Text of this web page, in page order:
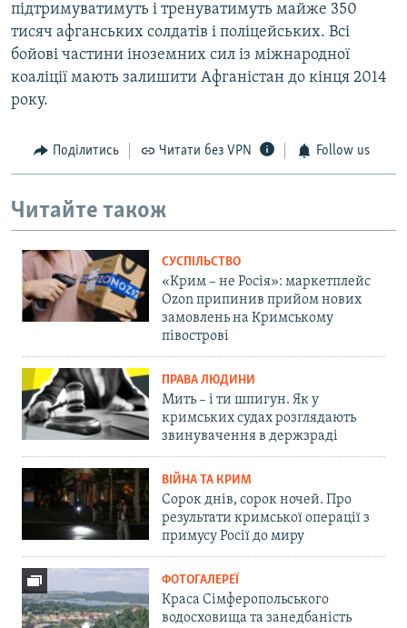
підтримуватимуть і тренуватимуть майже 350
тисяч афганських солдатів і поліцейських. Всі
бойові частини іноземних сил із міжнародної
коаліції мають залишити Афганістан до кінця 2014
року.
Поділитись Читати без VPN Follow us
Читайте також
СУСПІЛЬСТВО
«Крим – не Росія»: маркетплейс
Ozon припинив прийом нових
замовлень на Кримському
півострові
ПРАВА ЛЮДИНИ
Мить – і ти шпигун. Як у
кримських судах розглядають
звинувачення в держзраді
ВІЙНА ТА КРИМ
Сорок днів, сорок ночей. Про
результати кримської операції з
примусу Росії до миру
ФОТОГАЛЕРЕЇ
Краса Сімферопольського
водосховища та занедбаність